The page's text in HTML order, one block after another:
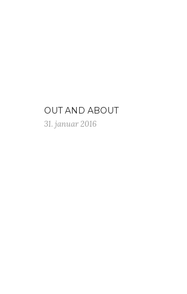
OUT AND ABOUT
31. januar 2016